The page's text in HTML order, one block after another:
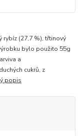
rybíz (27,7 %), třtinový
bylo použito 55g
a
cukrů, z
popis